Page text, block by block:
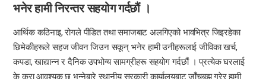
भनेर हामी निरन्तर सहयोग गर्दछौं ।
आर्थिक कठिनाइ, रोगले पीडित तथा समाजबाट अलगिएको भावभित्र जिइरहेका
छिमेकीहरूले सहज जीवन जिउन सकून् भनेर हामी उनीहरूलाई जीविका खर्च,
कपडा, खाद्यान्न र दैनिक उपभोग्य सामग्रीहरू सहयोग गर्दछौं । प्रत्येक घरलाई
के कुरा आवश्यक छ भन्नेबारे स्थानीय सरकारी कार्यालयबाट जाँचबुझ गरेर हामी